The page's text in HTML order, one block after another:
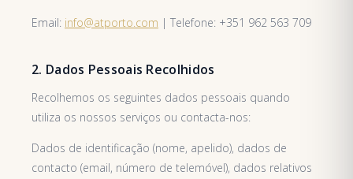
Email: info@atporto.com | Telefone: +351 962 563 709
2. Dados Pessoais Recolhidos
Recolhemos os seguintes dados pessoais quando
utiliza os nossos serviços ou contacta-nos:
Dados de identificação (nome, apelido), dados de
contacto (email, número de telemóvel), dados relativos